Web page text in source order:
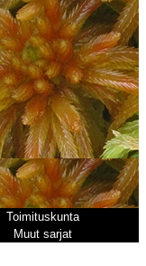
Toimituskunta
Muut sarjat